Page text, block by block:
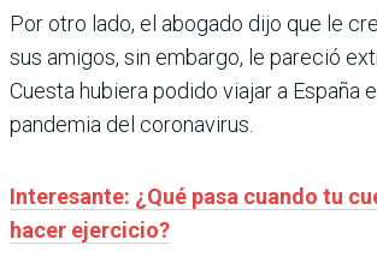
Por otro lado, el abogado dijo que le
sus amigos, sin embargo, le pareció
Cuesta hubiera podido viajar a España
pandemia del coronavirus.
Interesante: ¿Qué pasa cuando tu
hacer ejercicio?